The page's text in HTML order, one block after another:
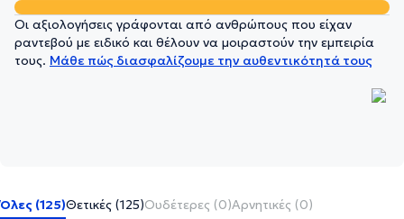
Οι αξιολογήσεις γράφονται από ανθρώπους που είχαν
ραντεβού με ειδικό και θέλουν να μοιραστούν την εμπειρία
τους. Μάθε πώς διασφαλίζουμε την αυθεντικότητά τους
Όλες (125)Θετικές (125)Ουδέτερες (0)Αρνητικές (0)